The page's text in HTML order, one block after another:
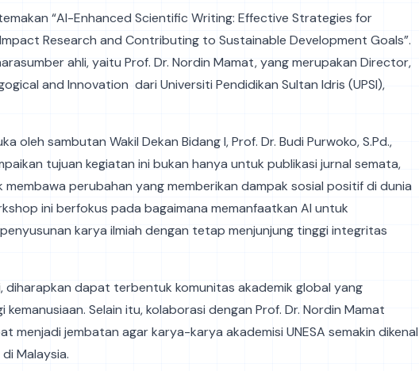
“AI-Enhanced Scientific Writing: Effective Strategies for
Research and Contributing to Sustainable Development Goals”.
ahli, yaitu Prof. Dr. Nordin Mamat, yang merupakan Director,
and Innovation dari Universiti Pendidikan Sultan Idris (UPSI),
oleh sambutan Wakil Dekan Bidang I, Prof. Dr. Budi Purwoko, S.Pd.,
tujuan kegiatan ini bukan hanya untuk publikasi jurnal semata,
membawa perubahan yang memberikan dampak sosial positif di dunia
ini berfokus pada bagaimana memanfaatkan AI untuk
karya ilmiah dengan tetap menjunjung tinggi integritas
diharapkan dapat terbentuk komunitas akademik global yang
Selain itu, kolaborasi dengan Prof. Dr. Nordin Mamat
menjadi jembatan agar karya-karya akademisi UNESA semakin dikenal
Malaysia.